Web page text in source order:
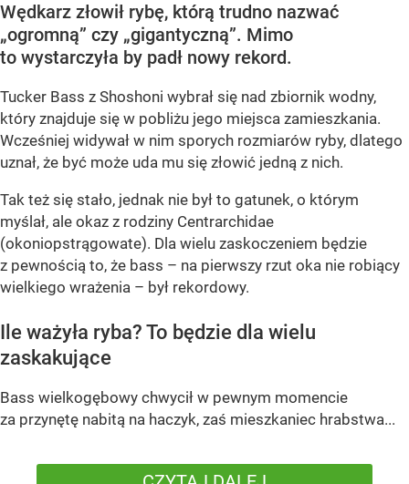
Wędkarz złowił rybę, którą trudno nazwać
„ogromną” czy „gigantyczną”. Mimo
to wystarczyła by padł nowy rekord.
Tucker Bass z Shoshoni wybrał się nad zbiornik wodny,
który znajduje się w pobliżu jego miejsca zamieszkania.
Wcześniej widywał w nim sporych rozmiarów ryby, dlatego
uznał, że być może uda mu się złowić jedną z nich.
Tak też się stało, jednak nie był to gatunek, o którym
myślał, ale okaz z rodziny Centrarchidae
(okoniopstrągowate). Dla wielu zaskoczeniem będzie
z pewnością to, że bass – na pierwszy rzut oka nie robiący
wielkiego wrażenia – był rekordowy.
Ile ważyła ryba? To będzie dla wielu
zaskakujące
Bass wielkogębowy chwycił w pewnym momencie
za przynętę nabitą na haczyk, zaś mieszkaniec hrabstwa...